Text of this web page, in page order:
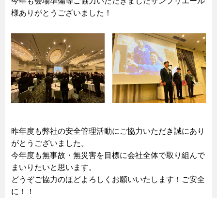
様ありがとうございました！
昨年度も弊社の安全管理活動にご協力いただき誠にあり
がとうございました。
今年度も無事故・無災害を目標に会社全体で取り組んで
まいりたいと思います。
どうぞご協力のほどよろしくお願いいたします！ご安全
に！！